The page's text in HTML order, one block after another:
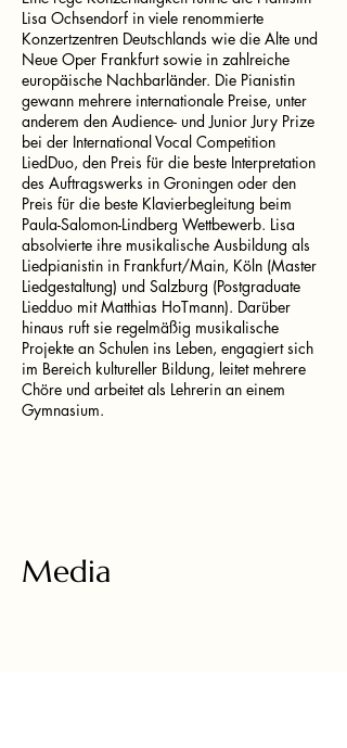
Lisa Ochsendorf in viele renommierte
Konzertzentren Deutschlands wie die Alte und
Neue Oper Frankfurt sowie in zahlreiche
europäische Nachbarländer. Die Pianistin
gewann mehrere internationale Preise, unter
anderem den Audience- und Junior Jury Prize
bei der International Vocal Competition
LiedDuo, den Preis für die beste Interpretation
des Auftragswerks in Groningen oder den
Preis für die beste Klavierbegleitung beim
Paula-Salomon-Lindberg Wettbewerb. Lisa
absolvierte ihre musikalische Ausbildung als
Liedpianistin in Frankfurt/Main, Köln (Master
Liedgestaltung) und Salzburg (Postgraduate
Liedduo mit Matthias HoTmann). Darüber
hinaus ruft sie regelmäßig musikalische
Projekte an Schulen ins Leben, engagiert sich
im Bereich kultureller Bildung, leitet mehrere
Chöre und arbeitet als Lehrerin an einem
Gymnasium.
Media